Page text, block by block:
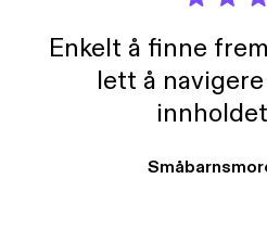
Enkelt å finne
lett å